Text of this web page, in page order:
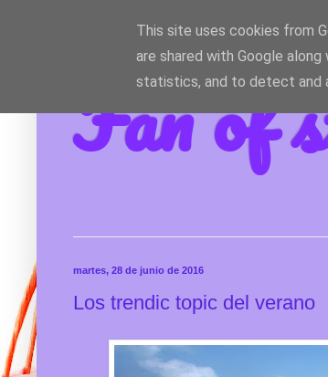
Fan of
martes, 28 de junio de 2016
Los trendic topic del verano
This site uses cookies from
are shared with Google
statistics, and to detect and